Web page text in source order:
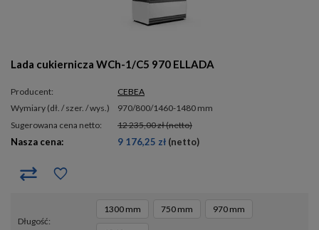
Lada cukiernicza WCh-1/C5 970 ELLADA
Producent:
CEBEA
wymiary (dł. / szer. / wys.)
970/800/1460-1480 mm
Sugerowana cena netto:
12 235,00 zł(netto)
Nasza cena: 9 176,25 zł (netto)
długość
1300 mm 750 mm 970 mm